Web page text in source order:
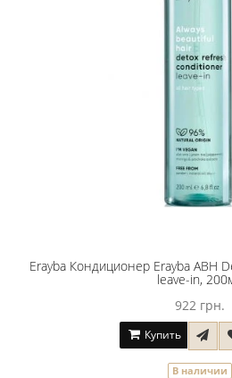
Erayba Кондиционер Erayba ABH
leave-in,
922 грн.
Купить
В наличии